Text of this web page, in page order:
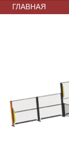
ГЛАВНАЯ